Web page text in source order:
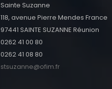
Sainte Suzanne
118, avenue Pierre Mendes France
97441 SAINTE SUZANNE Réunion
0262 41 00 80
0262 41 08 80
stsuzanne@ofim.fr